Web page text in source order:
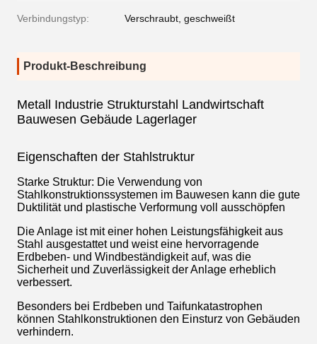
Verbindungstyp: Verschraubt, geschweißt
Produkt-Beschreibung
Metall Industrie Strukturstahl Landwirtschaft
Bauwesen Gebäude Lagerlager
Eigenschaften der Stahlstruktur
Starke Struktur: Die Verwendung von
Stahlkonstruktionssystemen im Bauwesen kann die gute
Duktilität und plastische Verformung voll ausschöpfen
Die Anlage ist mit einer hohen Leistungsfähigkeit aus
Stahl ausgestattet und weist eine hervorragende
Erdbeben- und Windbeständigkeit auf, was die
Sicherheit und Zuverlässigkeit der Anlage erheblich
verbessert.
Besonders bei Erdbeben und Taifunkatastrophen
können Stahlkonstruktionen den Einsturz von Gebäuden
verhindern.